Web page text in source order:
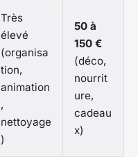
Très
élevé
(organisa
tion,
animation
,
nettoyage
)
50 à
150 €
(déco,
nourrit
ure,
cadeau
x)